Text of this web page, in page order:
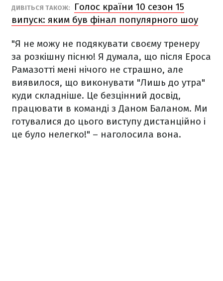
ДИВІТЬСЯ ТАКОЖ:
Голос країни 10 сезон 15
випуск: яким був фінал популярного шоу
"Я не можу не подякувати своєму тренеру
за розкішну пісню! Я думала, що після Ероса
Рамазотті мені нічого не страшно, але
виявилося, що виконувати "Лишь до утра"
куди складніше. Це безцінний досвід,
працювати в команді з Даном Баланом. Ми
готувалися до цього виступу дистанційно і
це було нелегко!" – наголосила вона.